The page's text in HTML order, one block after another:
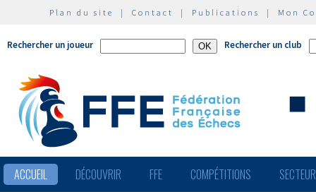
Plan du site | Contact | Publications | Mon
Rechercher un joueur Rechercher un club
ACCUEIL DÉCOUVRIR FFE COMPÉTITIONS